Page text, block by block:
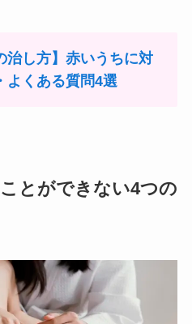
治し方】赤いうちに対
よくある質問4選
とができない4つの